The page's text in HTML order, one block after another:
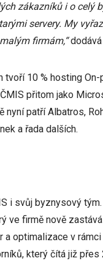
zákazníků i o celý
servery. My
firmám,“dodává
tvoří 10 % hosting
přitom jako
nyní patří Albatros,
a řada dalších.
i svůj byznysový
ve firmě nově
a optimalizace v
který čítá již přes